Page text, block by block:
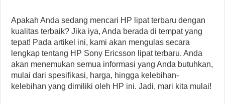
Apakah Anda sedang mencari HP lipat terbaru dengan
kualitas terbaik? Jika iya, Anda berada di tempat yang
tepat! Pada artikel ini, kami akan mengulas secara
lengkap tentang HP Sony Ericsson lipat terbaru. Anda
akan menemukan semua informasi yang Anda butuhkan,
mulai dari spesifikasi, harga, hingga kelebihan-
kelebihan yang dimiliki oleh HP ini. Jadi, mari kita mulai!